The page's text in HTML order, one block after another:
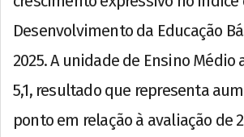
Desenvolvimento da Educação
2025. A unidade de Ensino Médio
5,1, resultado que representa
ponto em relação à avaliação de